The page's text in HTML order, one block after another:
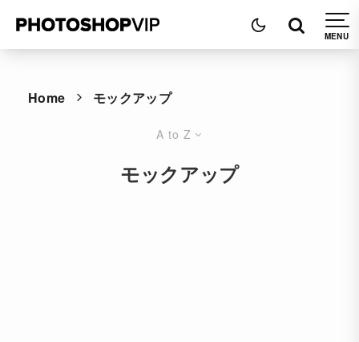
Home モックアップ
A to Z
モックアップ